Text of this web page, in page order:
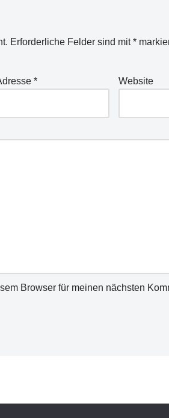
Erforderliche Felder sind mit*
* Website
Browser für meinen nächsten